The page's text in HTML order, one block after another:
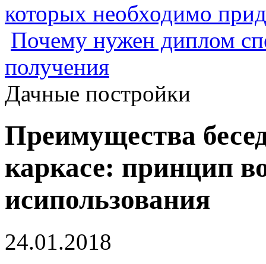
которых необходимо
Почему нужен диплом
получения
Дачные постройки
Преимущества
каркасе: принцип
исипользования
24.01.2018